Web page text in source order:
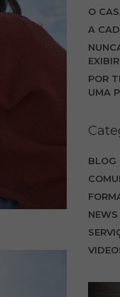
O
A
EXIBIR
POR
UMA
BLOG
NEWS